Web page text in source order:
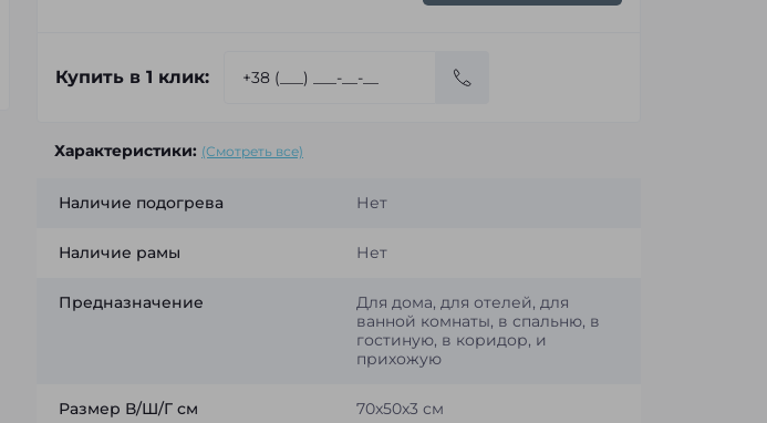
Купить в 1 клик:
Характеристики: (Смотреть все)
Наличие подогрева Нет
Наличие рамы Нет
Предназначение
Для дома, для отелей, для
ванной комнаты, в спальню, в
гостиную, в коридор, и
прихожую
Размер В/Ш/Г см 70x50x3 см